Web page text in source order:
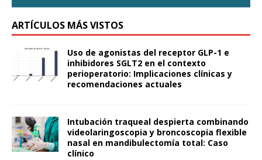
ARTÍCULOS MÁS VISTOS
Uso de agonistas del receptor GLP-1 e
inhibidores SGLT2 en el contexto
perioperatorio: Implicaciones clínicas y
recomendaciones actuales
Intubación traqueal despierta combinando
videolaringoscopia y broncoscopia flexible
nasal en mandibulectomía total: Caso
clínico